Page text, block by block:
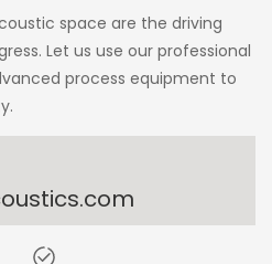
space are the driving
Let us use our professional
process equipment to